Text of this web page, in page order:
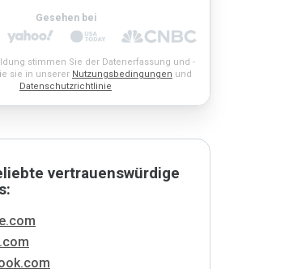
Gesehen bei
stimmen Sie der Datenerfassung und -
sie in unserer Nutzungsbedingungen und
Datenschutzrichtlinie
vertrauenswürdige